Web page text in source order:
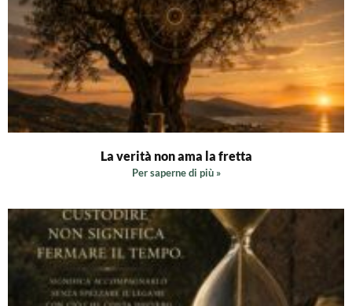
La verità non ama la fretta
Per saperne di più »